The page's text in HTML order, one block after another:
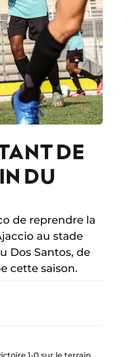
DE
DU
de reprendre la
au stade
Dos Santos, de
cette saison.
1-0 sur le terrain